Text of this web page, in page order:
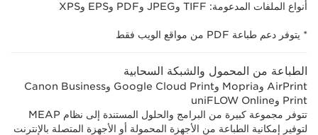
أنواع الملفات المدعومة: TIFF وJPEG وPDF وEPS وXPS
* يتوفر دعم طباعة PDF من مواقع الويب فقط
الطباعة من المحمول والشبكة السحابية
AirPrint وMopria وGoogle Cloud Print وCanon Business
Print وuniFLOW Online
تتوفر مجموعة كبيرة من البرامج والحلول المستندة إلى نظام MEAP
لتوفير إمكانية الطباعة من الأجهزة المحمولة أو الأجهزة المتصلة بالإنترنت